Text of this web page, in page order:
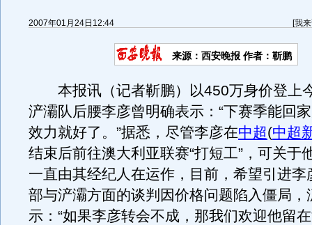
2007年01月24日12:44 [我
来源：西安晚报 作者：靳鹏
本报讯（记者靳鹏）以450万身价登上
浐灞队后腰李彦曾明确表示：“下赛季能回
效力就好了。”据悉，尽管李彦在中超(中超
结束后前往澳大利亚联赛“打短工”，可关于
一直由其经纪人在运作，目前，希望引进李
部与浐灞方面的谈判因价格问题陷入僵局，
示：“如果李彦转会不成，那我们欢迎他留